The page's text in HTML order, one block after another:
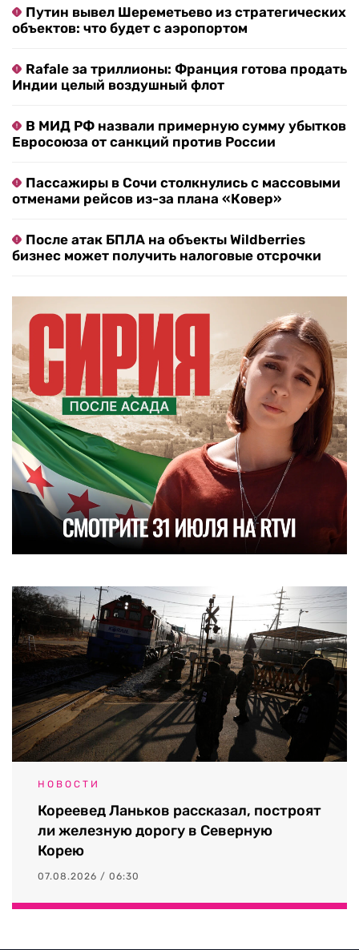
Путин вывел Шереметьево из стратегических
объектов: что будет с аэропортом
Rafale за триллионы: Франция готова продать
Индии целый воздушный флот
В МИД РФ назвали примерную сумму убытков
Евросоюза от санкций против России
Пассажиры в Сочи столкнулись с массовыми
отменами рейсов из-за плана «Ковер»
После атак БПЛА на объекты Wildberries
бизнес может получить налоговые отсрочки
НОВОСТИ
Кореевед Ланьков рассказал, построят
ли железную дорогу в Северную
Корею
07.08.2026 / 06:30